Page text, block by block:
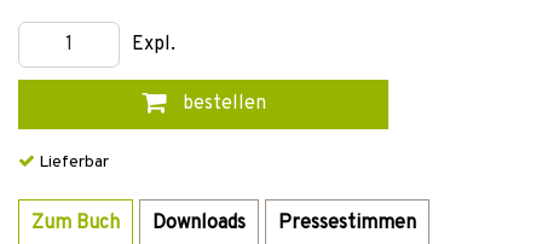
Expl.
bestellen
Lieferbar
Zum Buch Downloads Pressestimmen